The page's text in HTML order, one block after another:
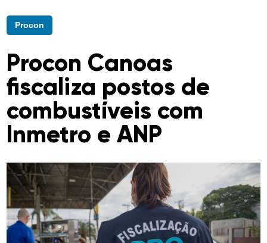
Procon
Procon Canoas
fiscaliza postos de
combustíveis com
Inmetro e ANP